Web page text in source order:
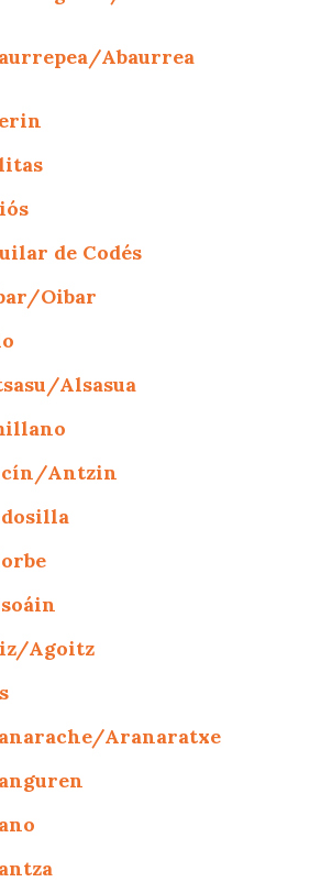
Abaurrea
de Codés
Oibar
Alsasua
Antzin
Agoitz
Aranaratxe